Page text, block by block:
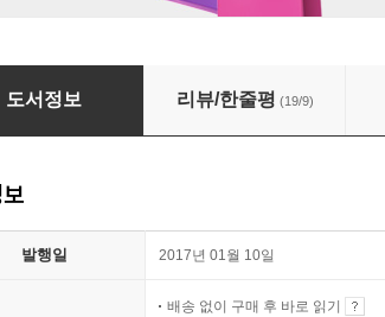
생처음 살아 보는 날
도서정보 리뷰/한줄평 (19/9)
발행일 2017년 01월 10일
배송 없이 구매 후 바로 읽기